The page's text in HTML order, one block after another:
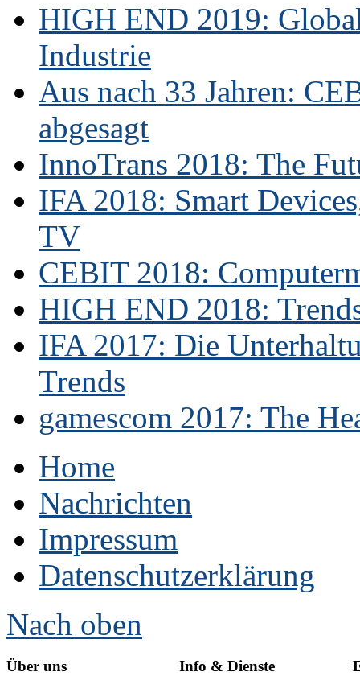
HIGH END 2019:
Industrie
Aus nach 33 Jahren:
abgesagt
InnoTrans 2018: The
IFA 2018: Smart
TV
CEBIT 2018:
HIGH END 2018:
IFA 2017: Die
Trends
gamescom 2017: The
Home
Nachrichten
Impressum
Datenschutzerklärung
Nach oben
Über uns Info & Dienste